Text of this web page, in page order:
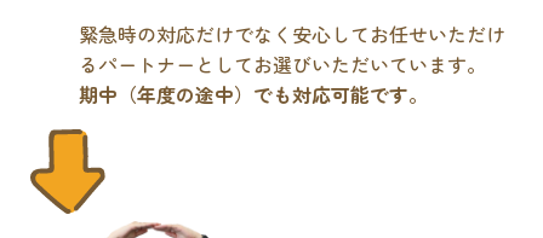
緊急時の対応だけでなく安心してお任せいただけ
るパートナーとしてお選びいただいています。
期中（年度の途中）でも対応可能です。